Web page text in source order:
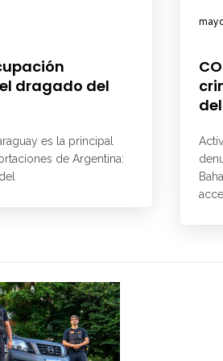
dragado del
es la principal
de Argentina: